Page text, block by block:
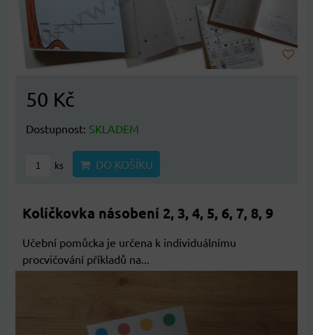
50 Kč
Dostupnost: SKLADEM
ks DO KOŠÍKU
Kolíčkovka násobení 2, 3, 4, 5, 6, 7, 8, 9
Učební pomůcka je určena k individuálnímu
procvičování příkladů na...